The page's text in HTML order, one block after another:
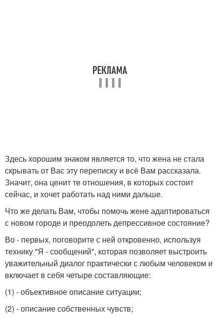
Здесь хорошим знаком является то, что жена не стала
скрывать от Вас эту переписку и всё Вам рассказала.
Значит, она ценит те отношения, в которых состоит
сейчас, и хочет работать над ними дальше.
Что же делать Вам, чтобы помочь жене адаптироваться
с новом городе и преодолеть депрессивное состояние?
Во - первых, поговорите с ней откровенно, используя
технику "Я - сообщений", которая позволяет выстроить
уважительный диалог практически с любым человеком и
включает в себя четыре составляющие:
(1) - объективное описание ситуации;
(2) - описание собственных чувств;